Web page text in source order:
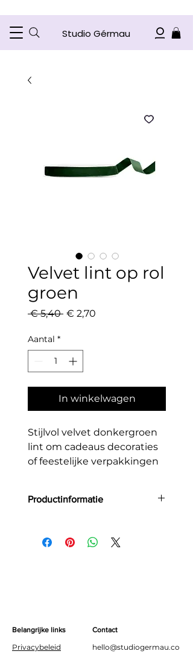
Studio Gérmau
Velvet lint op rol
groen
€ 5,40 Normale
€ 2,70
Aantal *
In winkelwagen
Stijlvol velvet donkergroen
lint om cadeaus decoraties
of feestelijke verpakkingen
Productinformatie
Kleur: donkergroen
Materiaal: velvet
Belangrijke links
Privacybeleid
Contact
hello@studiogermau.co